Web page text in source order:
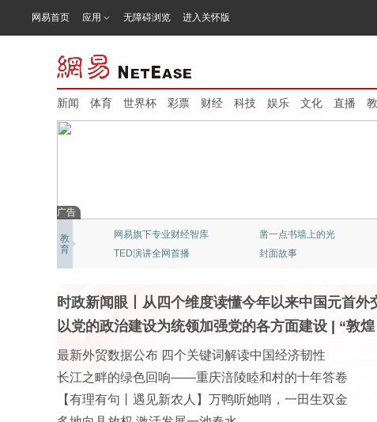
网易首页 应用 无障碍浏览 进入关怀版
新闻 体育 世界杯 彩票 财经 科技 娱乐 文化 直播
广告
教
育
网易旗下专业财经智库
TED演讲全网首播
凿一点书墙上的光
封面故事
时政新闻眼丨从四个维度读懂今年以来中国元首外
以党的政治建设为统领加强党的各方面建设
“敦
最新外贸数据公布 四个关键词解读中国经济韧性
长江之畔的绿色回响——重庆涪陵睦和村的十年答卷
【有理有句丨遇见新农人】万鸭听她哨，一田生双金